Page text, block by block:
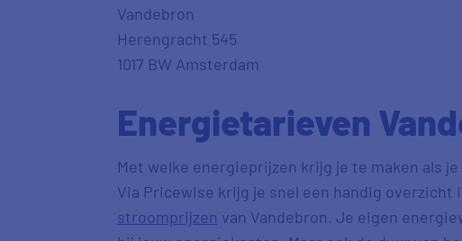
Vandebron
Herengracht 545
1017 BW Amsterdam
Energietarieven
Met welke energieprijzen krijg je te maken als
Via Pricewise krijg je snel een handig overzicht
stroomprijzen van Vandebron. Je eigen